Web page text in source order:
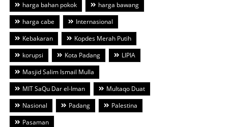
harga bahan pokok
harga bawang
harga cabe
Internasional
Kebakaran
Kopdes Merah Putih
korupsi
Kota Padang
LIPIA
Masjid Salim Ismail Mulla
MIT SaQu Dar el-Iman
Multaqo Duat
Nasional
Padang
Palestina
Pasaman